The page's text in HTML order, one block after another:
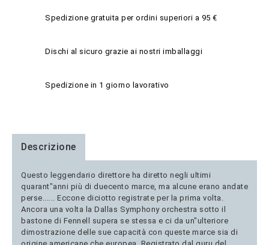
Spedizione gratuita per ordini superiori a 95 €
Dischi al sicuro grazie ai nostri imballaggi
Spedizione in 1 giorno lavorativo
Descrizione
Questo leggendario direttore ha diretto negli ultimi
quarant"anni più di duecento marce, ma alcune erano andate
perse...... Eccone diciotto registrate per la prima volta.
Ancora una volta la Dallas Symphony orchestra sotto il
bastone di Fennell supera se stessa e ci da un"ulteriore
dimostrazione delle sue capacità con queste marce sia di